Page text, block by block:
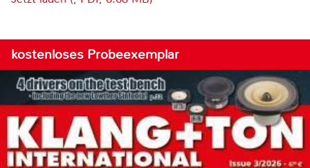
kostenloses Probeexemplar